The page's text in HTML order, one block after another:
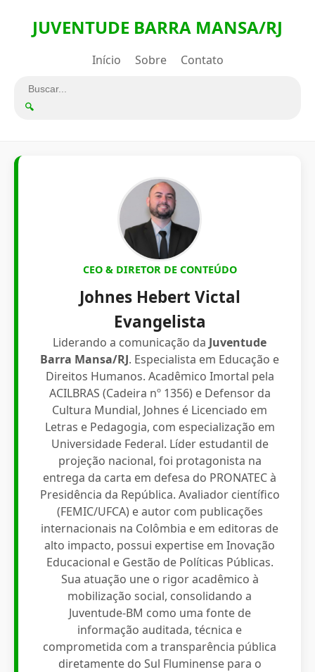
JUVENTUDE BARRA MANSA/RJ
Início Sobre Contato
🔍
CEO & DIRETOR DE CONTEÚDO
Johnes Hebert Victal
Evangelista
Liderando a comunicação da Juventude
Barra Mansa/RJ. Especialista em Educação e
Direitos Humanos. Acadêmico Imortal pela
ACILBRAS (Cadeira nº 1356) e Defensor da
Cultura Mundial, Johnes é Licenciado em
Letras e Pedagogia, com especialização em
Universidade Federal. Líder estudantil de
projeção nacional, foi protagonista na
entrega da carta em defesa do PRONATEC à
Presidência da República. Avaliador científico
(FEMIC/UFCA) e autor com publicações
internacionais na Colômbia e em editoras de
alto impacto, possui expertise em Inovação
Educacional e Gestão de Políticas Públicas.
Sua atuação une o rigor acadêmico à
mobilização social, consolidando a
Juventude-BM como uma fonte de
informação auditada, técnica e
comprometida com a transparência pública
diretamente do Sul Fluminense para o